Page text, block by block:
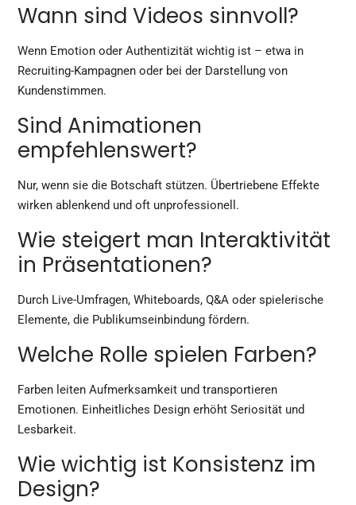
Wann sind Videos sinnvoll?
Wenn Emotion oder Authentizität wichtig ist – etwa in
Recruiting-Kampagnen oder bei der Darstellung von
Kundenstimmen.
Sind Animationen
empfehlenswert?
Nur, wenn sie die Botschaft stützen. Übertriebene Effekte
wirken ablenkend und oft unprofessionell.
Wie steigert man Interaktivität
in Präsentationen?
Durch Live-Umfragen, Whiteboards, Q&A oder spielerische
Elemente, die Publikumseinbindung fördern.
Welche Rolle spielen Farben?
Farben leiten Aufmerksamkeit und transportieren
Emotionen. Einheitliches Design erhöht Seriosität und
Lesbarkeit.
Wie wichtig ist Konsistenz im
Design?